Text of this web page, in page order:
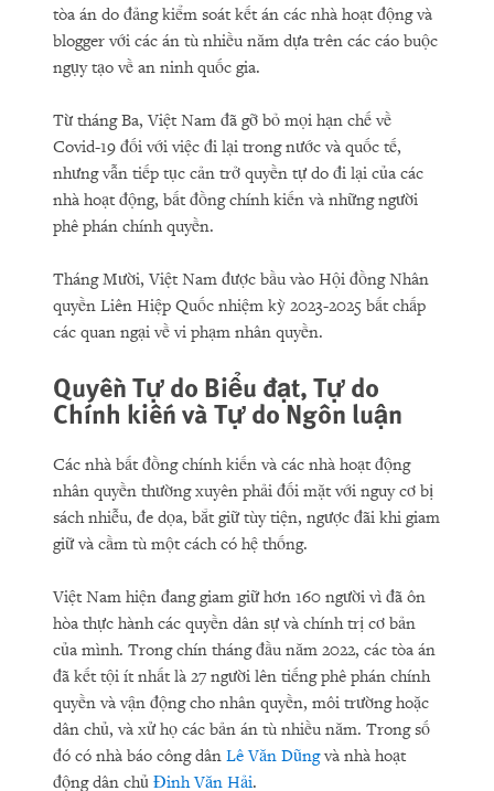
tòa án do đảng kiểm soát kết án các nhà hoạt động và
blogger với các án tù nhiều năm dựa trên các cáo buộc
ngụy tạo về an ninh quốc gia.
Từ tháng Ba, Việt Nam đã gỡ bỏ mọi hạn chế về
Covid-19 đối với việc đi lại trong nước và quốc tế,
nhưng vẫn tiếp tục cản trở quyền tự do đi lại của các
nhà hoạt động, bất đồng chính kiến và những người
phê phán chính quyền.
Tháng Mười, Việt Nam được bầu vào Hội đồng Nhân
quyền Liên Hiệp Quốc nhiệm kỳ 2023-2025 bất chấp
các quan ngại về vi phạm nhân quyền.
Quyền Tự do Biểu đạt, Tự do
Chính kiến và Tự do Ngôn luận
Các nhà bất đồng chính kiến và các nhà hoạt động
nhân quyền thường xuyên phải đối mặt với nguy cơ bị
sách nhiễu, đe dọa, bắt giữ tùy tiện, ngược đãi khi giam
giữ và cầm tù một cách có hệ thống.
Việt Nam hiện đang giam giữ hơn 160 người vì đã ôn
hòa thực hành các quyền dân sự và chính trị cơ bản
của mình. Trong chín tháng đầu năm 2022, các tòa án
đã kết tội ít nhất là 27 người lên tiếng phê phán chính
quyền và vận động cho nhân quyền, môi trường hoặc
dân chủ, và xử họ các bản án tù nhiều năm. Trong số
đó có nhà báo công dân Lê Văn Dũngvà nhà hoạt
động dân chủ Đinh Văn Hải.